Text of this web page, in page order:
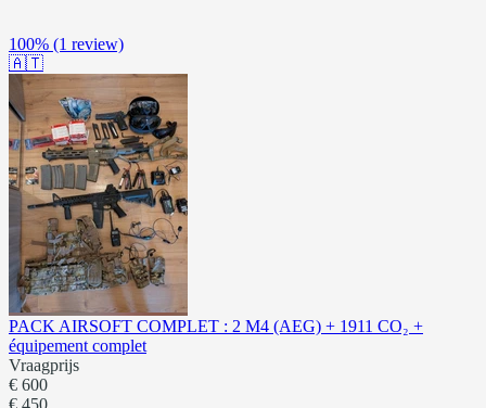
100% (1 review)
🇦🇹
PACK AIRSOFT COMPLET : 2 M4 (AEG) + 1911 CO₂ +
équipement complet
Vraagprijs
€ 600